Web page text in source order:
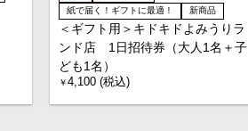
紙で届く！ギフトに最適！
新商品
＜ギフト用＞キドキドよみうりラ
ンド店 1日招待券（大人1名＋子
ども1名）
￥4,100 (税込)